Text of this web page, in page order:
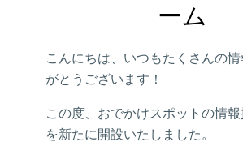
ーム
こんにちは、いつもたくさんの
がとうございます！
この度、おでかけスポットの情
を新たに開設いたしました。